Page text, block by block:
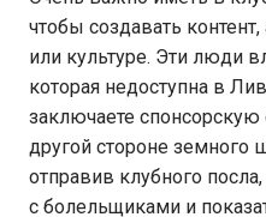
чтобы создавать
или культуре. Эти люди
которая недоступна в
заключаете
другой стороне земного
отправив клубного
с болельщиками и